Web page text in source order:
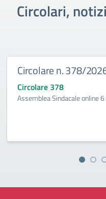
Circolari,
Circolare n. 378/
Circolare 378
Assemblea Sindacale online